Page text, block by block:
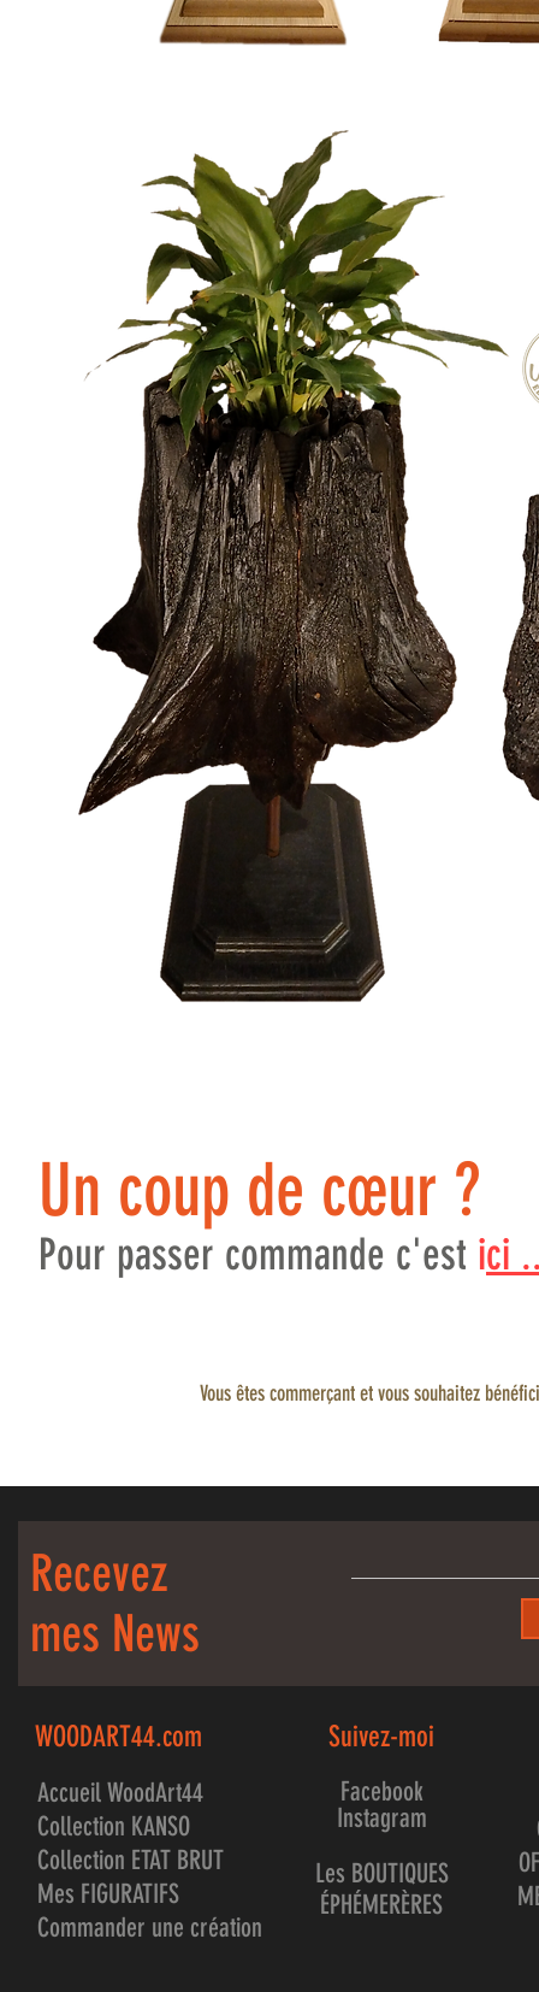
Un coup de cœur ?
Pour passer commande c'est ici
Vous êtes commerçant et vous souhaitez
WOODART44.com
Accueil WoodArt44
Collection KANSO
Collection ETAT BRUT
Mes FIGURATIFS
Commander une création
Suivez-moi
Facebook
Instagram
Les BOUTIQUES
ÉPHÉMERÈRES
Recevez
mes News